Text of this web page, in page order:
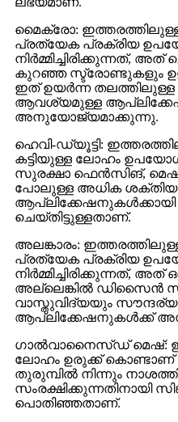
മൈക്രോ: ഇത്തരത്തിലുള്ള
പ്രത്യേക പ്രക്രിയ
നിർമ്മിച്ചിരിക്കുന്നത്,
കുറഞ്ഞ സ്ട്രോണ്ടുകളും
ഇത് ഉയർന്ന
ആവശ്യമുള്ള
അനുയോജ്യമാക്കുന്നു.
ഹെവി-ഡ്യൂട്ടി:
കട്ടിയുള്ള ലോഹം
സുരക്ഷാ ഫെൻസിങ്,
പോലുള്ള അധിക
ചെയ്തിട്ടുള്ളതാണ്.
അലങ്കാരം:
പ്രത്യേക പ്രക്രിയ
നിർമ്മിച്ചിരിക്കുന്നത്,
അല്ലെങ്കിൽ ഡിസൈൻ
വാസ്തുവിദ്യയും
ആപ്ലിക്കേഷനുകൾക്ക്
ഗാൽവാനൈസ്ഡ് മെഷ്:
ലോഹം ഉരുക്ക് കൊണ്ടാണ്
തുരുമ്പിൽ നിന്നും
സംരക്ഷിക്കുന്നതിനായി
പൊതിഞ്ഞതാണ്.